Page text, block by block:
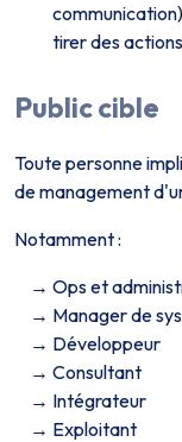
tirer des
Public cible
Toute personne
de management
Notamment :
Ops et
Manager de
Développeur
Consultant
Intégrateur
Exploitant